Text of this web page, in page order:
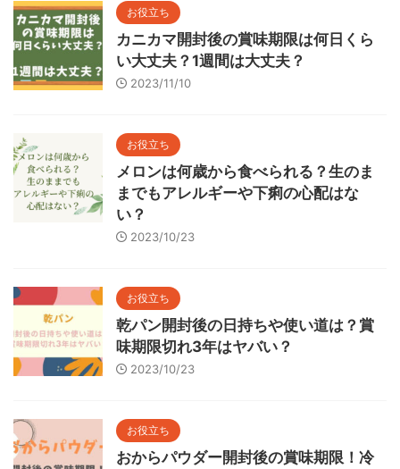
お役立ち
カニカマ開封後の賞味期限は何日くら
い大丈夫？1週間は大丈夫？
2023/11/10
お役立ち
メロンは何歳から食べられる？生のま
までもアレルギーや下痢の心配はな
い？
2023/10/23
お役立ち
乾パン開封後の日持ちや使い道は？賞
味期限切れ3年はヤバい？
2023/10/23
お役立ち
おからパウダー開封後の賞味期限！冷